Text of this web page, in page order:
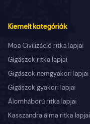
Kiemelt kategóriák
Moa Civilizáció ritka lapjai
Gigászok ritka lapjai
Gigászok nemgyakori lapjai
Gigászok gyakori lapjai
Álomháború ritka lapjai
Kasszandra álma ritka lapjai